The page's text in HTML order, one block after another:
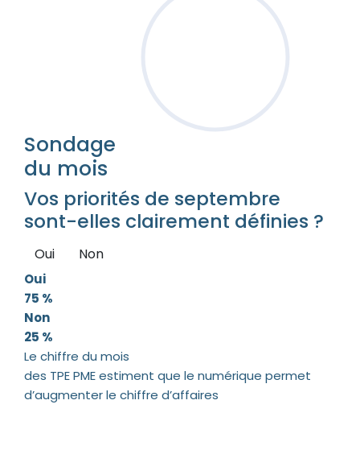
Sondage
du mois
Vos priorités de septembre
sont-elles clairement définies ?
Oui Non
Oui
75 %
Non
25 %
Le chiffre du mois
des TPE PME estiment que le numérique permet
d’augmenter le chiffre d’affaires